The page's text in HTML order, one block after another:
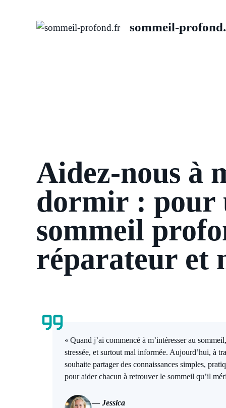
sommeil-
Aidez-nous à
dormir : pour
sommeil
réparateur et
« Quand j’ai commencé à m’intéresser au
stressée, et surtout mal informée. Aujourd’hui, à
souhaite partager des connaissances simples,
pour aider chacun à retrouver le sommeil qu’il
—Jessica